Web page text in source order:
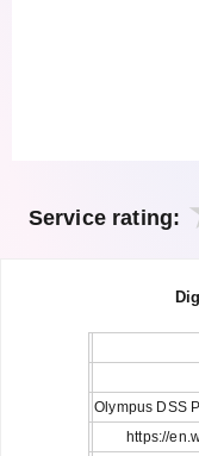
Service rating:
Olympus DSS
https://